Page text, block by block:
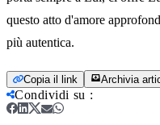
questo atto d'amore
più autentica.
Copia il link Archivia
Condividi su :